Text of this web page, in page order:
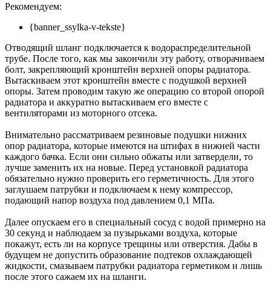
Рекомендуем:
{banner_ssylka-v-tekste}
Отводящий шланг подключается к водораспределительной
трубе. После того, как мы закончили эту работу, отворачиваем
болт, закрепляющий кронштейн верхней опоры радиатора.
Вытаскиваем этот кронштейн вместе с подушкой верхней
опоры. Затем проводим такую же операцию со второй опорой
радиатора и аккуратно вытаскиваем его вместе с
вентиляторами из моторного отсека.
Внимательно рассматриваем резиновые подушки нижних
опор радиатора, которые имеются на штифах в нижней части
каждого бачка. Если они сильно обжаты или затвердели, то
лучше заменить их на новые. Перед установкой радиатора
обязательно нужно проверить его герметичность. Для этого
заглушаем патрубки и подключаем к нему компрессор,
подающий напор воздуха под давлением 0,1 МПа.
Далее опускаем его в специальный сосуд с водой примерно на
30 секунд и наблюдаем за пузырьками воздуха, которые
покажут, есть ли на корпусе трещины или отверстия. Дабы в
будущем не допустить образование подтеков охлаждающей
жидкости, смазываем патрубки радиатора герметиком и лишь
после этого сажаем их на шланги.